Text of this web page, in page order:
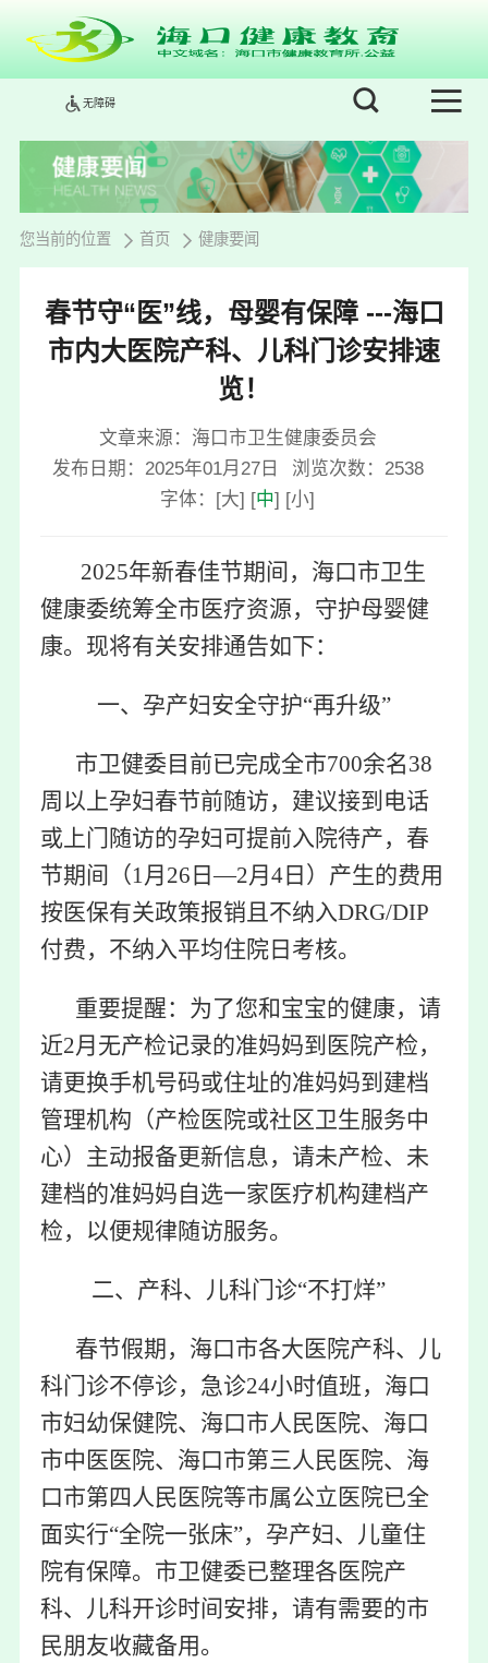
无障碍
您当前的位置 首页 健康要闻
春节守“医”线，母婴有保障 ---海口
市内大医院产科、儿科门诊安排速
览！
文章来源：海口市卫生健康委员会
发布日期：2025年01月27日
浏览次数： 2538
字体： [大] [中] [小]
2025年新春佳节期间，海口市卫生
健康委统筹全市医疗资源，守护母婴健
康。现将有关安排通告如下：
一、孕产妇安全守护“再升级”
市卫健委目前已完成全市700余名38
周以上孕妇春节前随访，建议接到电话
或上门随访的孕妇可提前入院待产，春
节期间（1月26日—2月4日）产生的费用
按医保有关政策报销且不纳入DRG/DIP
付费，不纳入平均住院日考核。
重要提醒：为了您和宝宝的健康，请
近2月无产检记录的准妈妈到医院产检，
请更换手机号码或住址的准妈妈到建档
管理机构（产检医院或社区卫生服务中
心）主动报备更新信息，请未产检、未
建档的准妈妈自选一家医疗机构建档产
检，以便规律随访服务。
二、产科、儿科门诊“不打烊”
春节假期，海口市各大医院产科、儿
科门诊不停诊，急诊24小时值班，海口
市妇幼保健院、海口市人民医院、海口
市中医医院、海口市第三人民医院、海
口市第四人民医院等市属公立医院已全
面实行“全院一张床”，孕产妇、儿童住
院有保障。市卫健委已整理各医院产
科、儿科开诊时间安排，请有需要的市
民朋友收藏备用。